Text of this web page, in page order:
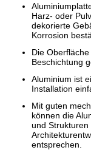
Harz- oder
dekorierte
Korrosion
Die
Beschichtung
Aluminium ist
Installation
Mit guten
können die
und
entsprechen.